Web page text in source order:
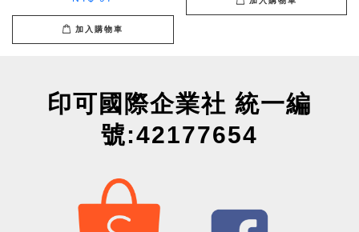
加入購物車
印可國際企業社 統一編
號:42177654